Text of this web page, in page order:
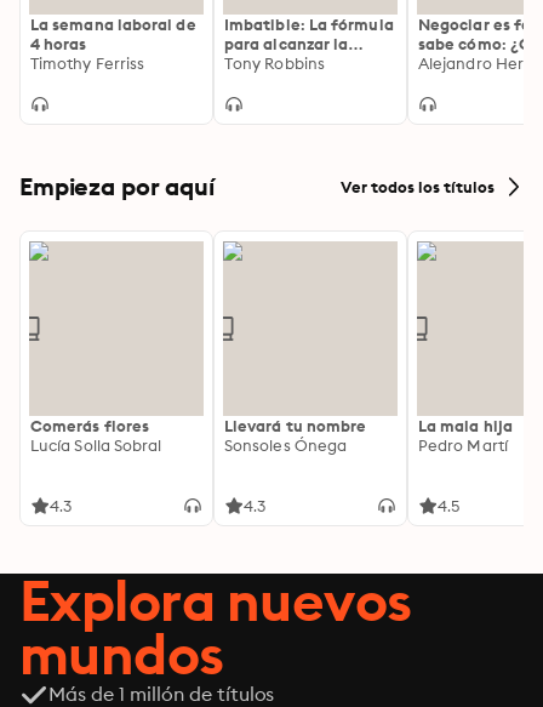
La semana laboral de
4 horas
Timothy Ferriss
Imbatible: La fórmula
para alcanzar la
libertad financiera
Tony Robbins
Negociar es
sabe cómo:
dinero pierde
técnicas de
Alejandro
Empieza por aquí Ver todos los títulos
Comerás flores
Lucía Solla Sobral
4.3
Llevará tu nombre
Sonsoles Ónega
4.3
La mala hija
Pedro Martí
4.5
Explora nuevos
mundos
Más de 1 millón de títulos